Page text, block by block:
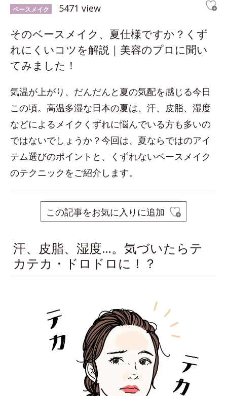
ベースメイク 5471 view
そのベースメイク、夏仕様ですか？くず
れにくいコツを解説｜美容のプロに聞い
てみました！
気温が上がり、だんだんと夏の気配を感じる今日
この頃。高温多湿な日本の夏は、汗、皮脂、湿度
などによるメイクくずれに悩んでいる方も多いの
ではないでしょうか？今回は、夏ならではのアイ
テム選びのポイントと、くずれないベースメイク
のテクニックをご紹介します。
この記事をお気に入りに追加
汗、皮脂、湿度…。気づいたらテ
カテカ・ドロドロに！？